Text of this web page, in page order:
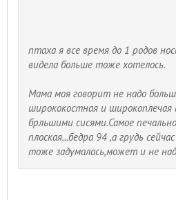
птаха я все время до 1 родов
видела больше тоже хотелось.
Мама моя говорит не надо
ширококостная и широкоплечая
брльшими сисями.Самое
плоская...бедра 94 ,а грудь
тоже задумалась,может и не